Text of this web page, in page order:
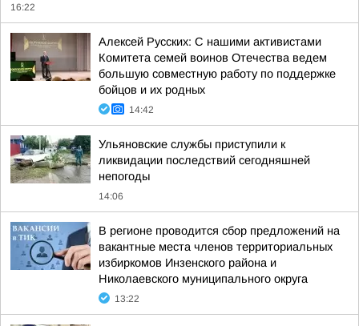
16:22
Алексей Русских: С нашими активистами
Комитета семей воинов Отечества ведем
большую совместную работу по поддержке
бойцов и их родных
14:42
Ульяновские службы приступили к
ликвидации последствий сегодняшней
непогоды
14:06
В регионе проводится сбор предложений на
вакантные места членов территориальных
избиркомов Инзенского района и
Николаевского муниципального округа
13:22